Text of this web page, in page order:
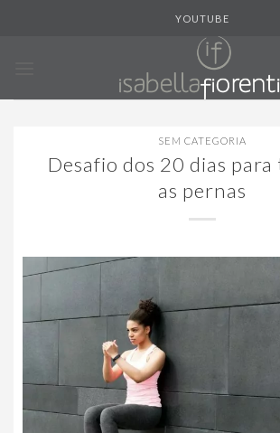
YOUTUBE
SEM CATEGORIA
Desafio dos 20 dias
as pernas